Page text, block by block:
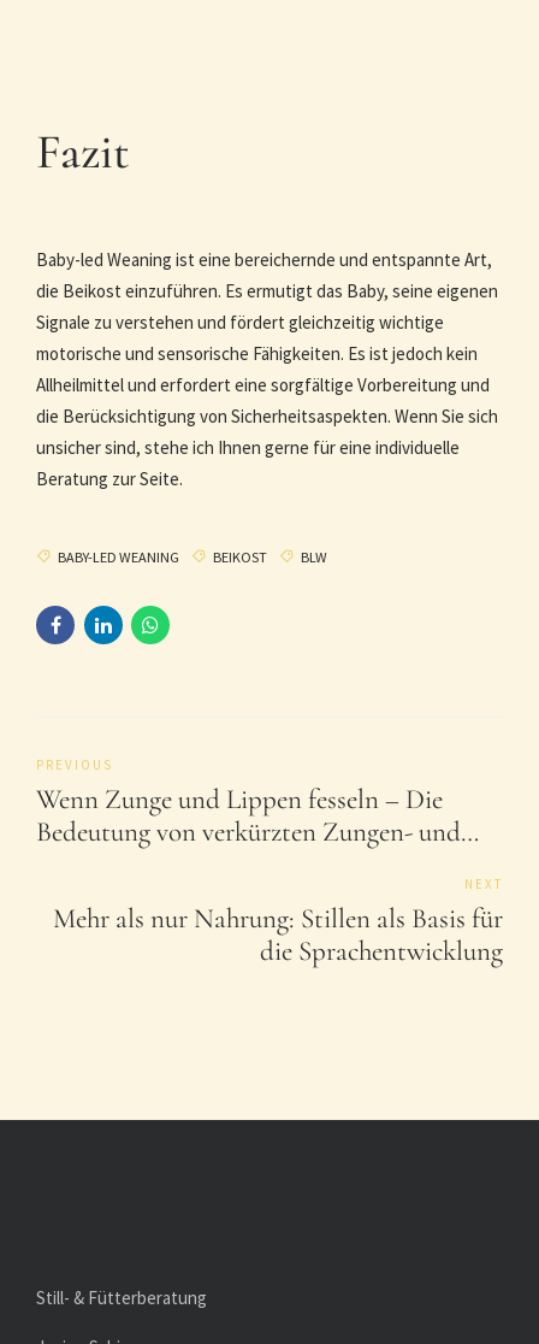
Fazit
Baby-led Weaning ist eine bereichernde und entspannte Art,
die Beikost einzuführen. Es ermutigt das Baby, seine eigenen
Signale zu verstehen und fördert gleichzeitig wichtige
motorische und sensorische Fähigkeiten. Es ist jedoch kein
Allheilmittel und erfordert eine sorgfältige Vorbereitung und
die Berücksichtigung von Sicherheitsaspekten. Wenn Sie sich
unsicher sind, stehe ich Ihnen gerne für eine individuelle
Beratung zur Seite.
BABY-LED WEANING BEIKOST BLW
PREVIOUS
Wenn Zunge und Lippen fesseln – Die
Bedeutung von verkürzten Zungen- und
NEXT
Mehr als nur Nahrung: Stillen als Basis für
die Sprachentwicklung
Still- & Fütterberatung